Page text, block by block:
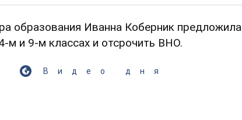
образования Иванна Коберник предложила
м и 9-м классах и отсрочить ВНО.
Видео дня